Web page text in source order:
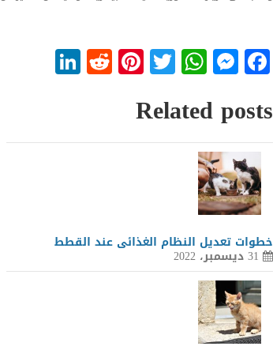
Facebook
Messenger
WhatsApp
Twitter
Pinterest
Reddit
Related posts
خطوات تعديل النظام الغذائى عند القطط
31 ديسمبر، 2022